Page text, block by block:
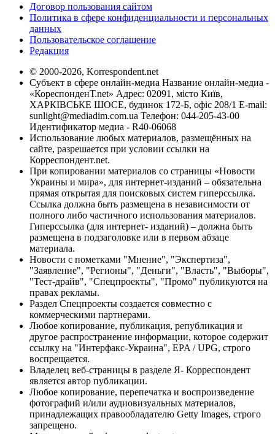
Договор пользования сайтом
Политика в сфере конфиденциальности и персональных
данных
Пользовательское соглашение
Редакция
© 2000-2026, Korrespondent.net
Субъект в сфере онлайн-медиа Название онлайн-медиа -
«КореспонденТ.net» Адрес: 02091, місто Київ,
ХАРКІВСЬКЕ ШОСЕ, будинок 172-Б, офіс 208/1 E-mail:
sunlight@mediadim.com.ua Телефон: 044-205-43-00
Идентификатор медиа - R40-06068
Использование любых материалов, размещённых на
сайте, разрешается при условии ссылки на
Корреспондент.net.
При копировании материалов со страницы «Новости
Украины и мира», для интернет-изданий – обязательна
прямая открытая для поисковых систем гиперссылка.
Ссылка должна быть размещена в независимости от
полного либо частичного использования материалов.
Гиперссылка (для интернет- изданий) – должна быть
размещена в подзаголовке или в первом абзаце
материала.
Новости с пометками "Мнение", "Экспертиза",
"Заявление", "Регионы", "Деньги", "Власть", "Выборы",
"Тест-драйв", "Спецпроекты", "Промо" публикуются на
правах рекламы.
Раздел Спецпроекты создается совместно с
коммерческими партнерами.
Любое копирование, публикация, републикация и
другое распространение информации, которое содержит
ссылку на "Интерфакс-Украина", EPA / UPG, строго
воспрещается.
Владелец веб-страницы в разделе Я- Корреспондент
является автор публикации.
Любое копирование, перепечатка и воспроизведение
фотографий и/или аудиовизуальных материалов,
принадлежащих правообладателю Getty Images, строго
запрещено.